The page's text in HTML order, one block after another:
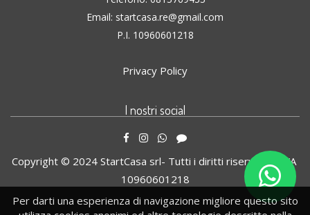
Email: startcasa.re@gmail.com
P.I. 10960601218
Privacy Policy
I nostri social
Copyright © 2024 StartCasa srl- Tutti i diritti riservati P. IVA
10960601218
Per darti una esperienza di navigazione migliore questo sito